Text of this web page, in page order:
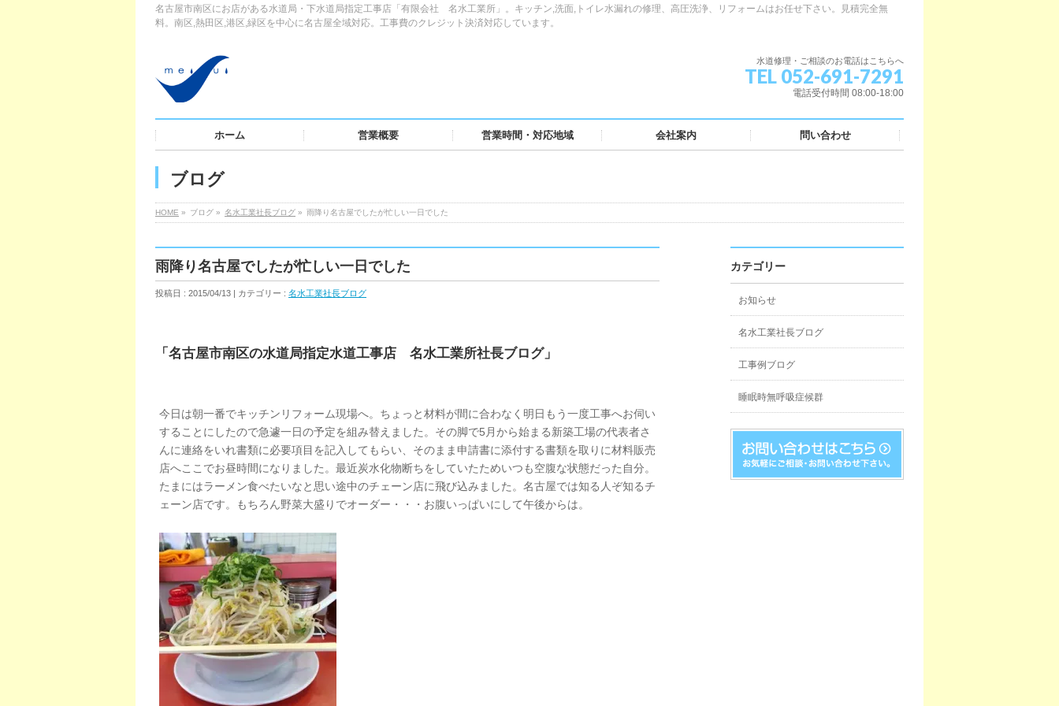
名古屋市南区にお店がある水道局・下水道局指定工事店「有限会社 名水工業所」。キッチン,洗面,トイレ水漏れの修理、高圧洗浄、リフォームはお任せ下さい。見積完全無
料。南区,熱田区,港区,緑区を中心に名古屋全域対応。工事費のクレジット決済対応しています。
水道修理・ご相談のお電話はこちらへ
TEL 052-691-7291
電話受付時間 08:00-18:00
ホーム 営業概要 営業時間・対応地域 会社案内 問い合わせ
ブログ
HOME » ブログ » 名水工業社長ブログ » 雨降り名古屋でしたが忙しい一日でした
雨降り名古屋でしたが忙しい一日でした
投稿日 : 2015/04/13 | カテゴリー : 名水工業社長ブログ
「名古屋市南区の水道局指定水道工事店 名水工業所社長ブログ」
今日は朝一番でキッチンリフォーム現場へ。ちょっと材料が間に合わなく明日もう一度工事へお伺い
することにしたので急遽一日の予定を組み替えました。その脚で5月から始まる新築工場の代表者さ
んに連絡をいれ書類に必要項目を記入してもらい、そのまま申請書に添付する書類を取りに材料販売
店へここでお昼時間になりました。最近炭水化物断ちをしていたためいつも空腹な状態だった自分。
たまにはラーメン食べたいなと思い途中のチェーン店に飛び込みました。名古屋では知る人ぞ知るチ
ェーン店です。もちろん野菜大盛りでオーダー・・・お腹いっぱいにして午後からは。
カテゴリー
お知らせ
名水工業社長ブログ
工事例ブログ
睡眠時無呼吸症候群